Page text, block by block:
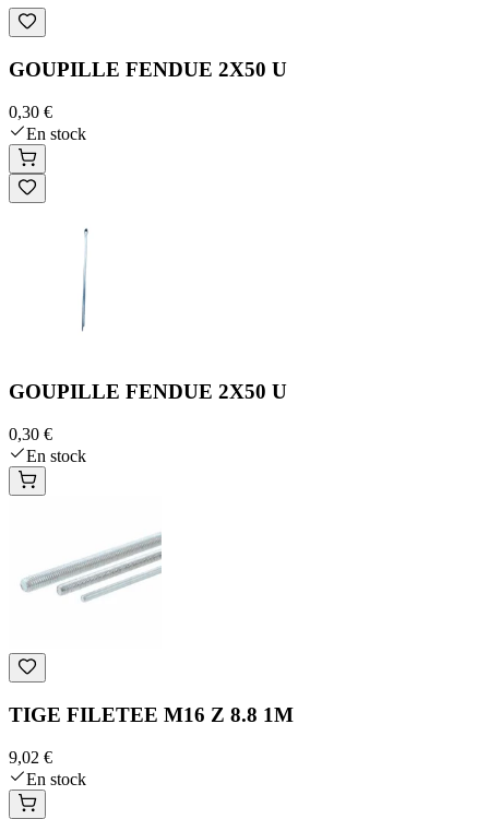
GOUPILLE FENDUE 2X50 U
0,30 €
En stock
GOUPILLE FENDUE 2X50 U
0,30 €
En stock
TIGE FILETEE M16 Z 8.8 1M
9,02 €
En stock